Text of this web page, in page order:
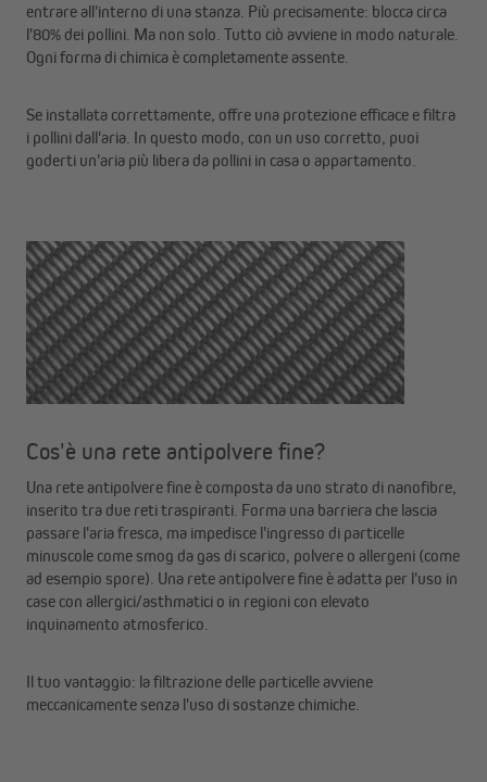
entrare all'interno di una stanza. Più precisamente: blocca circa
l'80% dei pollini. Ma non solo. Tutto ciò avviene in modo naturale.
Ogni forma di chimica è completamente assente.
Se installata correttamente, offre una protezione efficace e filtra
i pollini dall'aria. In questo modo, con un uso corretto, puoi
goderti un'aria più libera da pollini in casa o appartamento.
Cos'è una rete antipolvere fine?
Una rete antipolvere fine è composta da uno strato di nanofibre,
inserito tra due reti traspiranti. Forma una barriera che lascia
passare l'aria fresca, ma impedisce l'ingresso di particelle
minuscole come smog da gas di scarico, polvere o allergeni (come
ad esempio spore). Una rete antipolvere fine è adatta per l'uso in
case con allergici/asthmatici o in regioni con elevato
inquinamento atmosferico.
Il tuo vantaggio: la filtrazione delle particelle avviene
meccanicamente senza l'uso di sostanze chimiche.